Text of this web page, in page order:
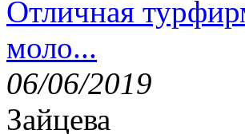
Отличная
моло...
06/06/2019
Зайцева